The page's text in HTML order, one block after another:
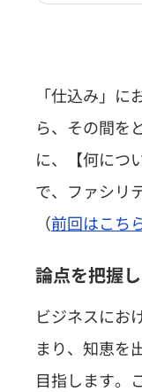
「仕込み」
ら、その間を
に、【何につ
で、ファシリ
（前回はこち
論点を把握
ビジネスにお
まり、知恵を
目指します。